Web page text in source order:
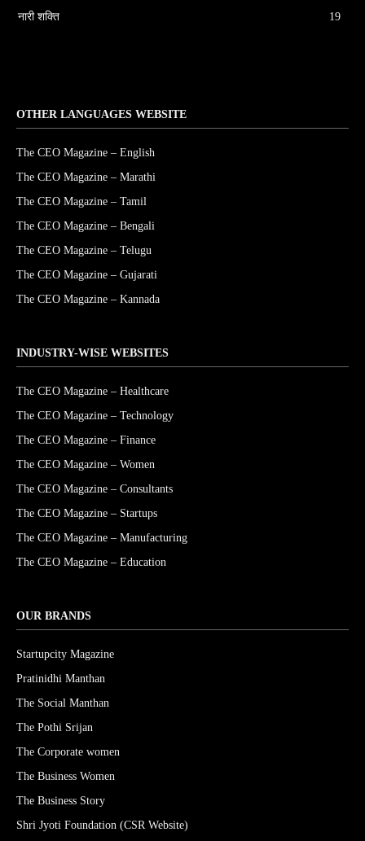
नारी शक्ति
19
OTHER LANGUAGES WEBSITE
The CEO Magazine – English
The CEO Magazine – Marathi
The CEO Magazine – Tamil
The CEO Magazine – Bengali
The CEO Magazine – Telugu
The CEO Magazine – Gujarati
The CEO Magazine – Kannada
INDUSTRY-WISE WEBSITES
The CEO Magazine – Healthcare
The CEO Magazine – Technology
The CEO Magazine – Finance
The CEO Magazine – Women
The CEO Magazine – Consultants
The CEO Magazine – Startups
The CEO Magazine – Manufacturing
The CEO Magazine – Education
OUR BRANDS
Startupcity Magazine
Pratinidhi Manthan
The Social Manthan
The Pothi Srijan
The Corporate women
The Business Women
The Business Story
Shri Jyoti Foundation (CSR Website)